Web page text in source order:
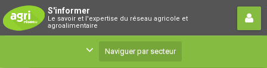
S'informer
Le savoir et l'expertise du réseau agricole et
agroalimentaire
Le savoir et l'expertise du réseau agricole et
agroalimentaire
Naviguer par secteur